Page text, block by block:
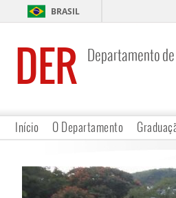
BRASIL
DER Departamento
Início O Departamento